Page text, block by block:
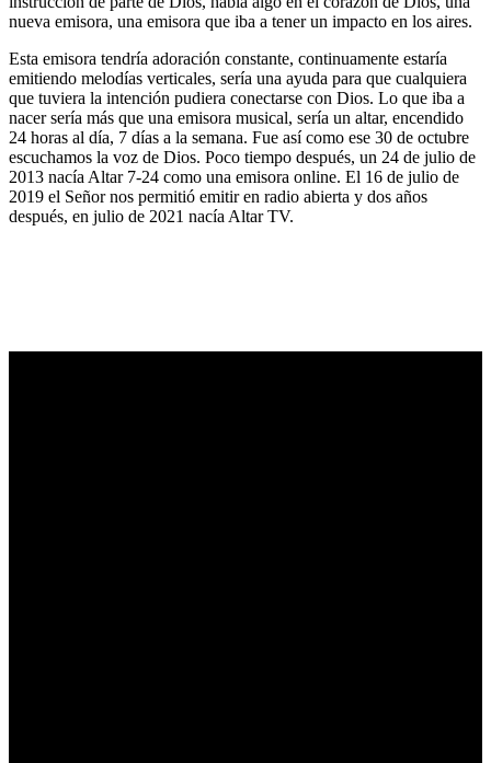
nueva emisora, una emisora que iba a tener un impacto en los aires.
Esta emisora tendría adoración constante, continuamente estaría
emitiendo melodías verticales, sería una ayuda para que cualquiera
que tuviera la intención pudiera conectarse con Dios. Lo que iba a
nacer sería más que una emisora musical, sería un altar, encendido
24 horas al día, 7 días a la semana. Fue así como ese 30 de octubre
escuchamos la voz de Dios. Poco tiempo después, un 24 de julio de
2013 nacía Altar 7-24 como una emisora online. El 16 de julio de
2019 el Señor nos permitió emitir en radio abierta y dos años
después, en julio de 2021 nacía Altar TV.